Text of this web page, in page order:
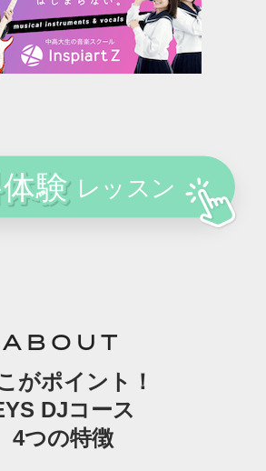
ABOUT
がポイント！
DJコース
4つの特徴